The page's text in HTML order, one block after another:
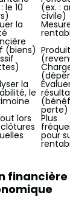
le 10 (ex. :
civile)
la
(biens)
la
le
perte)
lors Plus
pour
financière